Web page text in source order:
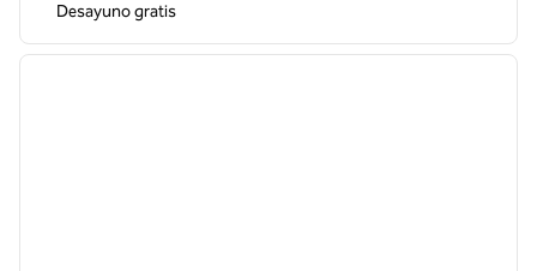
Desayuno gratis
1 de 9